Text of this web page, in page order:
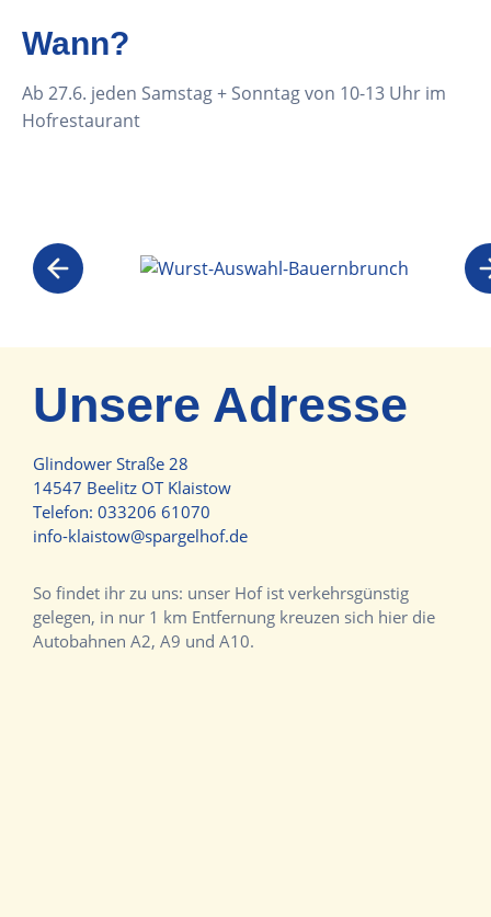
Wann?
Ab 27.6. jeden Samstag + Sonntag von 10-13 Uhr im
Hofrestaurant
Unsere Adresse
Glindower Straße 28
14547 Beelitz OT Klaistow
Telefon: 033206 61070
info-klaistow@spargelhof.de
So findet ihr zu uns: unser Hof ist verkehrsgünstig
gelegen, in nur 1 km Entfernung kreuzen sich hier die
Autobahnen A2, A9 und A10.